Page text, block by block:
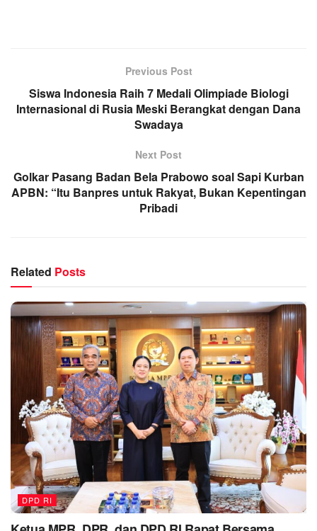
Previous Post
Siswa Indonesia Raih 7 Medali Olimpiade Biologi
Internasional di Rusia Meski Berangkat dengan Dana
Swadaya
Next Post
Golkar Pasang Badan Bela Prabowo soal Sapi Kurban
APBN: “Itu Banpres untuk Rakyat, Bukan Kepentingan
Pribadi
Related Posts
DPD RI